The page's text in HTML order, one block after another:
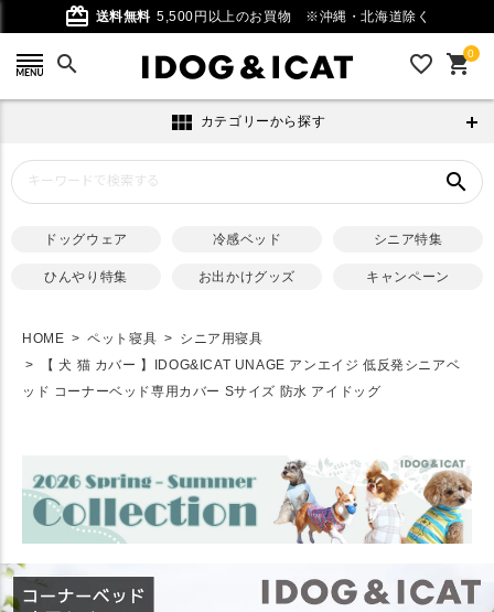
card_giftcard 送料無料 5,500円以上のお買物 ※沖縄・北海道除く
search favorite_outline 0
shopping_cart
view_module カテゴリーから探す
search
ドッグウェア 冷感ベッド シニア特集
ひんやり特集 お出かけグッズ キャンペーン
HOME ペット寝具
シニア用寝具
【 犬 猫 カバー 】IDOG&ICAT UNAGE アンエイジ 低反発シニアベ
ッド コーナーベッド専用カバー Sサイズ 防水 アイドッグ